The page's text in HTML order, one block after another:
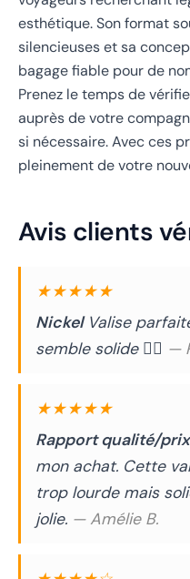
esthétique. Son format
silencieuses et sa
bagage fiable pour de
Prenez le temps de
auprès de votre
si nécessaire. Avec ces
pleinement de votre
Avis clients
★★★★★
NickelValise
semble solide 👍🏼 —
★★★★★
Rapport qualité/
mon achat. Cette
trop lourde mais
jolie. — Amélie B.